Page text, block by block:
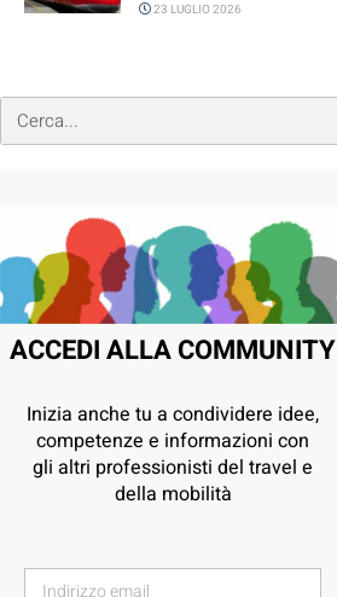
23 LUGLIO 2026
ACCEDI ALLA COMMUNITY
Inizia anche tu a condividere idee,
competenze e informazioni con
gli altri professionisti del travel e
della mobilità